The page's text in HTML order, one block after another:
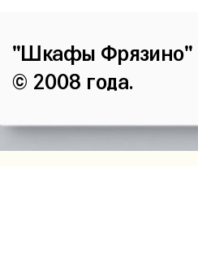
"Шкафы Фрязино"
© 2008 года.